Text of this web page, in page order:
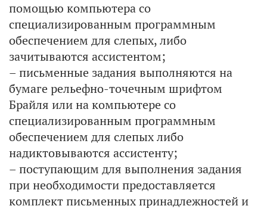
помощью компьютера со
специализированным программным
обеспечением для слепых, либо
зачитываются ассистентом;
– письменные задания выполняются на
бумаге рельефно-точечным шрифтом
Брайля или на компьютере со
специализированным программным
обеспечением для слепых либо
надиктовываются ассистенту;
– поступающим для выполнения задания
при необходимости предоставляется
комплект письменных принадлежностей и